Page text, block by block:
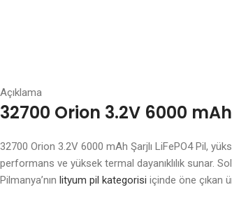
Açıklama
32700 Orion 3.2V 6000
32700 Orion 3.2V 6000 mAh Şarjlı LiFePO4 Pil,
performans ve yüksek termal dayanıklılık sunar.
Pilmanya’nın lityum pil kategorisi içinde öne çıkan